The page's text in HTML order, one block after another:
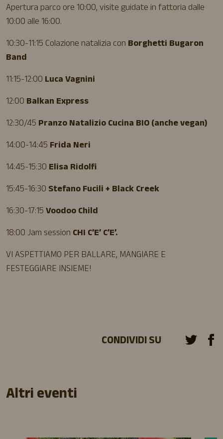
Apertura parco ore 10:00, visite guidate in fattoria dalle
10:00 alle 16:00.
10:30-11:15 Colazione natalizia con Borghetti Bugaron
Band
11:15-12:00 Luca Vagnini
12:00 Balkan Express
12:30/45 Pranzo Natalizio Cucina BIO (anche vegan)
14:00-14:45 Frida Neri
14:45-15:30 Elisa Ridolfi
15:45-16:30 Stefano Fucili + Black Creek
16:30-17:15Voodoo Child
18:00 Jam session CHI C’E’ C’E’.
VI ASPETTIAMO PER BALLARE, MANGIARE E
FESTEGGIARE INSIEME!
CONDIVIDI SU
Altri eventi